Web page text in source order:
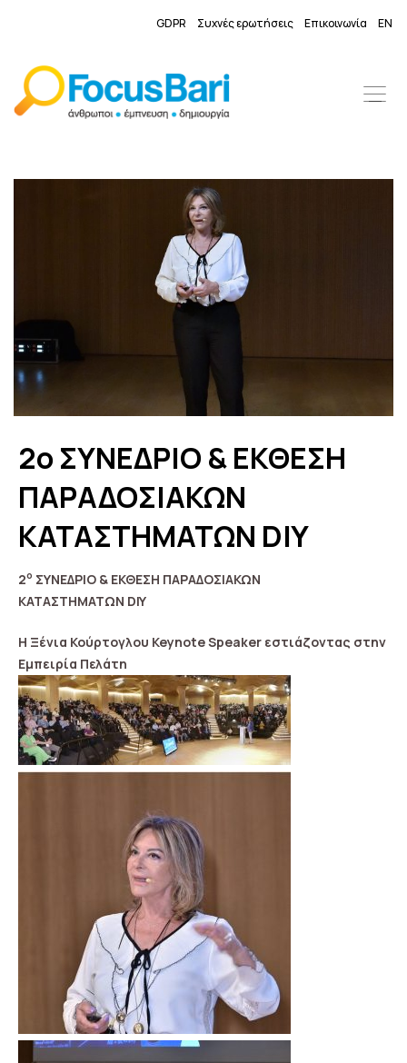
GDPR Συχνές ερωτήσεις Επικοινωνία EN
2ο ΣΥΝΕΔΡΙΟ & ΕΚΘΕΣΗ
ΠΑΡΑΔΟΣΙΑΚΩΝ
ΚΑΤΑΣΤΗΜΑΤΩΝ DIY
2ο ΣΥΝΕΔΡΙΟ & ΕΚΘΕΣΗ ΠΑΡΑΔΟΣΙΑΚΩΝ
ΚΑΤΑΣΤΗΜΑΤΩΝ DIY
H Ξένια Κούρτογλου KeynoteSpeaker εστιάζοντας στην
Εμπειρία Πελάτη